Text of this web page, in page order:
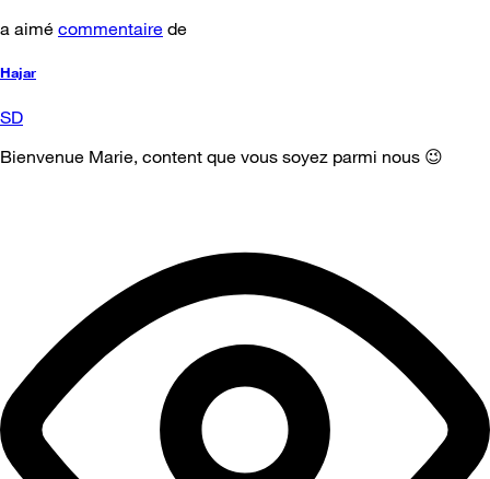
a aimé commentaire de
Hajar
SD
Bienvenue Marie, content que vous soyez parmi nous 😉